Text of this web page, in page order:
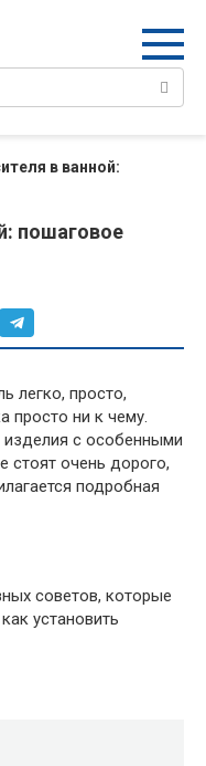
в ванной:
пошаговое
легко, просто,
просто ни к чему.
изделия с особенными
стоят очень дорого,
подробная
советов, которые
установить